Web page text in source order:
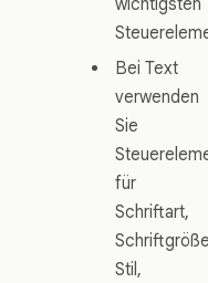
Bei Text
verwenden
Sie
für
Schriftart,
Stil,